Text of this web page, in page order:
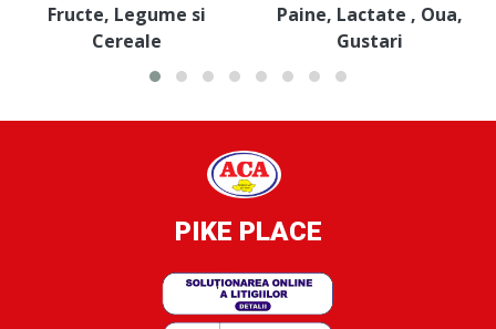
Fructe, Legume si
Cereale
Paine, Lactate , Oua,
Gustari
PIKE PLACE